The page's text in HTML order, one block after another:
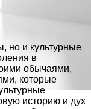
но и культурные
в
обычаями,
которые
историю и дух